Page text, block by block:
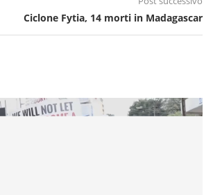
Ciclone Fytia, 14 morti in Madagascar